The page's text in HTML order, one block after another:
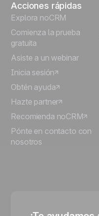
Acciones rápidas
Explora noCRM
Comienza la prueba
gratuita
Asiste a un webinar
Inicia sesión
Obtén ayuda
Hazte partner
Recomienda noCRM
Pónte en contacto con
nosotros